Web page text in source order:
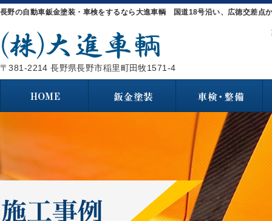
長野の自動車鈑金塗装・車検をするなら大進車輌 国道18号沿い、広徳交差点
〒381-2214 長野県長野市稲里町田牧1571-4